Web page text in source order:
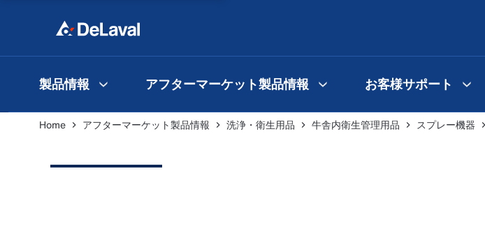
製品情報 アフターマーケット製品情報 お客様サポート
Home アフターマーケット製品情報 洗浄・衛生用品 牛舎内衛生管理用品 スプレー機器